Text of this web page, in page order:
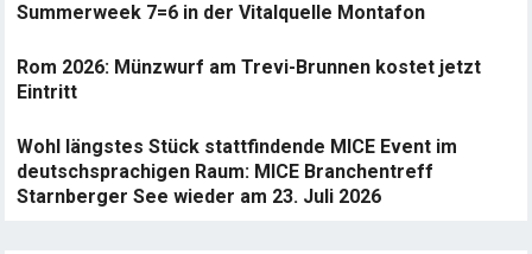
Summerweek 7=6 in der Vitalquelle Montafon
Rom 2026: Münzwurf am Trevi-Brunnen kostet jetzt
Eintritt
Wohl längstes Stück stattfindende MICE Event im
deutschsprachigen Raum: MICE Branchentreff
Starnberger See wieder am 23. Juli 2026